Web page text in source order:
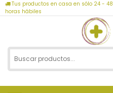
Tus productos en casa en sólo 24 - 48
horas hábiles